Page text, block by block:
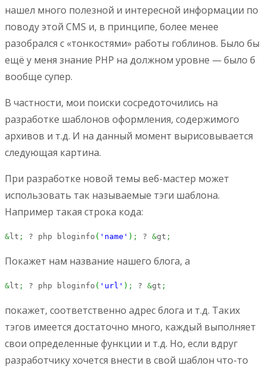
нашел много полезной и интересной информации по
поводу этой CMS и, в принципе, более менее
разобрался с «тонкостями» работы гоблинов. Было бы
ещё у меня знание PHP на должном уровне — было б
вообще супер.
В частности, мои поиски сосредоточились на
разработке шаблонов оформления, содержимого
архивов и т.д. И на данный момент вырисовывается
следующая картина.
При разработке новой темы веб-мастер может
использовать так называемые тэги шаблона.
Например такая строка кода:
& lt ; ? php bloginfo ( 'name' ) ; ? &gt ;
Покажет нам название нашего блога, а
& lt ; ? php bloginfo ( 'url' ) ; ? &gt ;
покажет, соответственно адрес блога и т.д. Таких
тэгов имеется достаточно много, каждый выполняет
свои определенные функции и т.д. Но, если вдруг
разработчику хочется внести в свой шаблон что-то